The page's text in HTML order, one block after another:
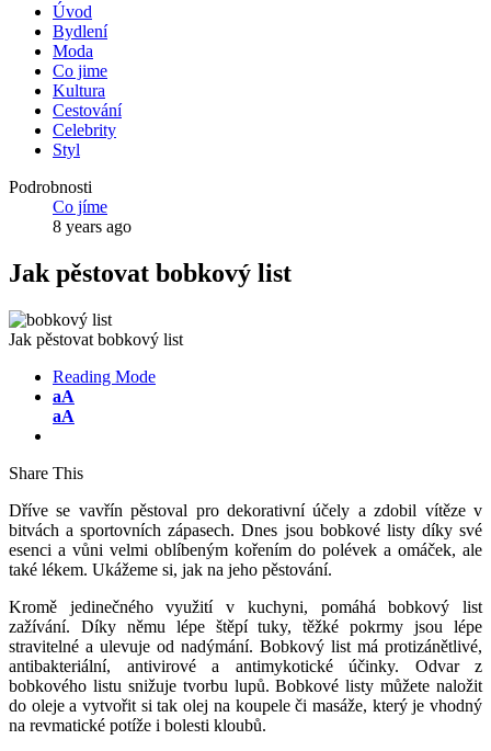
Úvod
Bydlení
Moda
Co jime
Kultura
Cestování
Celebrity
Styl
Podrobnosti
Co jíme
8 years ago
Jak pěstovat bobkový list
Jak pěstovat bobkový list
Reading Mode
aA
aA
Share This
Dříve se vavřín pěstoval pro dekorativní účely a zdobil vítěze v
bitvách a sportovních zápasech. Dnes jsou bobkové listy díky své
esenci a vůni velmi oblíbeným kořením do polévek a omáček, ale
také lékem. Ukážeme si, jak na jeho pěstování.
Kromě jedinečného využití v kuchyni, pomáhá bobkový list
zažívání. Díky němu lépe štěpí tuky, těžké pokrmy jsou lépe
stravitelné a ulevuje od nadýmání. Bobkový list má protizánětlivé,
antibakteriální, antivirové a antimykotické účinky. Odvar z
bobkového listu snižuje tvorbu lupů. Bobkové listy můžete naložit
do oleje a vytvořit si tak olej na koupele či masáže, který je vhodný
na revmatické potíže i bolesti kloubů.